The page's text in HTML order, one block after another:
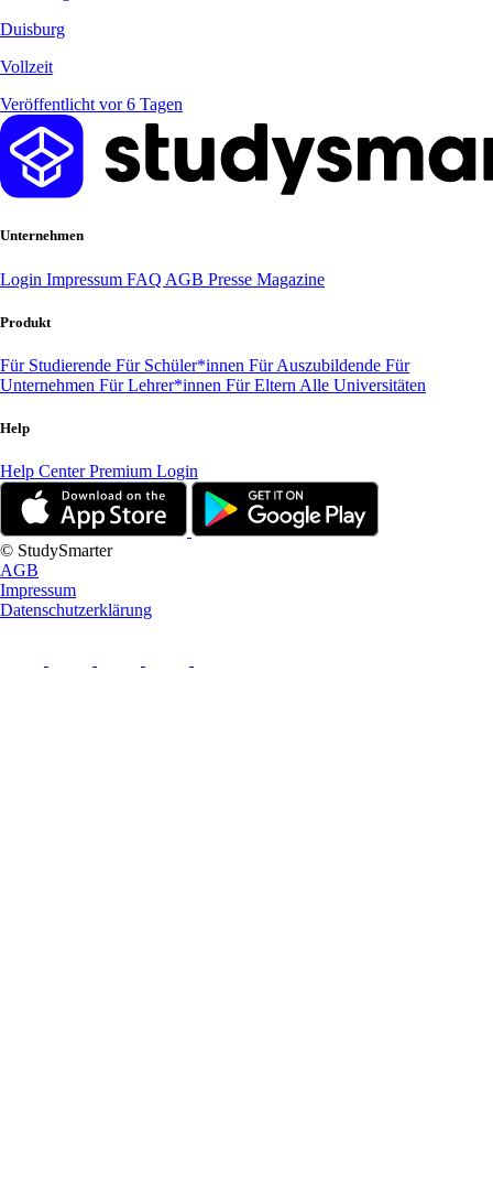
Duisburg
Vollzeit
Veröffentlicht vor 6 Tagen
Unternehmen
Login Impressum FAQ AGB Presse Magazine
Produkt
Für Studierende Für Schüler*innen Für Auszubildende Für
Unternehmen Für Lehrer*innen Für Eltern Alle Universitäten
Help
Help CenterPremium Login
© StudySmarter
AGB
Impressum
Datenschutzerklärung